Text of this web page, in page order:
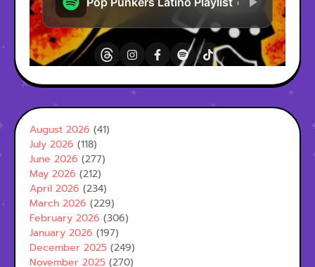
August 2026 (41)
July 2026 (118)
June 2026 (277)
May 2026 (212)
April 2026 (234)
March 2026 (229)
February 2026 (306)
January 2026 (197)
December 2025 (249)
November 2025 (270)